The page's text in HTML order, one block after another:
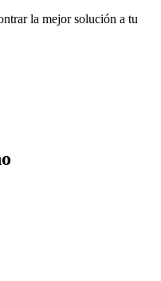
la mejor solución a tu